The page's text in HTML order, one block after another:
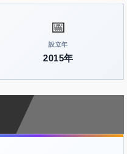
📅
設立年
2015年